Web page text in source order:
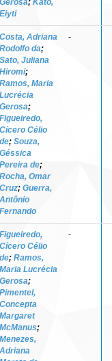
Eiyti
Costa, Adriana
Rodolfo da;
Sato, Juliana
Hiromi;
Ramos, Maria
Lucrécia
Gerosa;
Figueiredo,
Cícero Célio
de; Souza,
Géssica
Pereira de;
Rocha, Omar
Cruz; Guerra,
Antônio
Fernando
-
Figueiredo,
Cícero Célio
de; Ramos,
Maria Lucrécia
Gerosa;
Pimentel,
Concepta
Margaret
McManus;
Menezes,
Adriana
-